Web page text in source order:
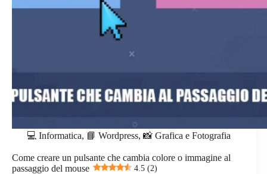
💻 Informatica, 📘 Wordpress, 📸 Grafica e Fotografia
Come creare un pulsante che cambia colore o immagine al
passaggio del mouse
4.5 (2)